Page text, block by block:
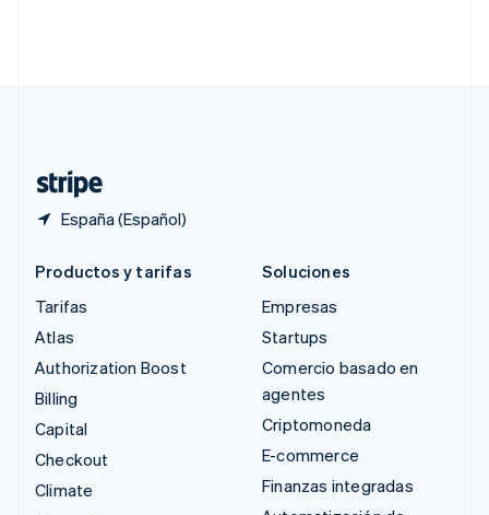
España (Español)
Productos y tarifas
Tarifas
Atlas
Authorization Boost
Billing
Capital
Checkout
Climate
Soluciones
Empresas
Startups
Comercio basado en
agentes
Criptomoneda
E-commerce
Finanzas integradas